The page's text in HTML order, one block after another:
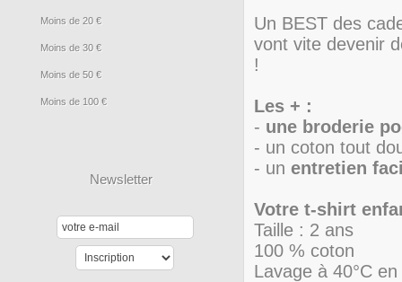
Moins de 20 €
Moins de 30 €
Moins de 50 €
Moins de 100 €
Newsletter
Un BEST des
vont vite devenir
!
Les + :
- une broderie
- un coton tout
- un entretien
Votre t-shirt
Taille : 2 ans
100 % coton
Lavage à 40°C